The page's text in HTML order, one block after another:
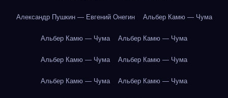
Александр Пушкин — Евгений Онегин Альбер Камю — Чума
Альбер Камю — Чума Альбер Камю — Чума
Альбер Камю — Чума Альбер Камю — Чума
Альбер Камю — Чума Альбер Камю — Чума